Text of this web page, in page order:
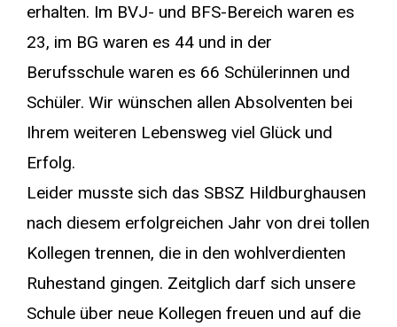
erhalten. Im BVJ- und BFS-Bereich waren es
23, im BG waren es 44 und in der
Berufsschule waren es 66 Schülerinnen und
Schüler. Wir wünschen allen Absolventen bei
Ihrem weiteren Lebensweg viel Glück und
Erfolg.
Leider musste sich das SBSZ Hildburghausen
nach diesem erfolgreichen Jahr von drei tollen
Kollegen trennen, die in den wohlverdienten
Ruhestand gingen. Zeitglich darf sich unsere
Schule über neue Kollegen freuen und auf die